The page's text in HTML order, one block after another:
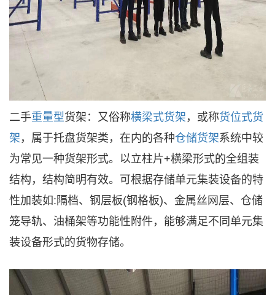
二手重量型货架：又俗称横梁式货架 ，或称货位式货
架 ，属于托盘货架类，在内的各种仓储货架系统中较
为常见一种货架形式。以立柱片+横梁形式的全组装
结构，结构简明有效。可根据存储单元集装设备的特
性加装如:隔档、钢层板(钢格板)、金属丝网层、仓储
笼导轨、油桶架等功能性附件，能够满足不同单元集
装设备形式的货物存储。